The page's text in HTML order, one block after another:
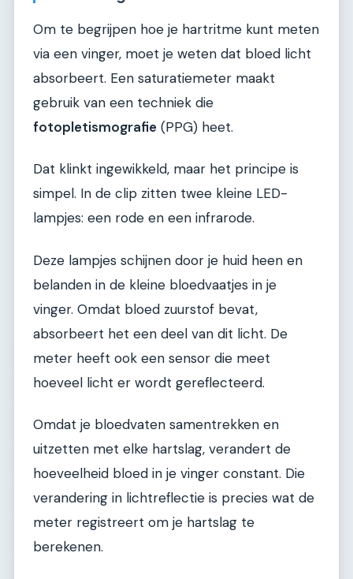
Om te begrijpen hoe je hartritme kunt meten
via een vinger, moet je weten dat bloed licht
absorbeert. Een saturatiemeter maakt
gebruik van een techniek die
fotopletismografie (PPG) heet.
Dat klinkt ingewikkeld, maar het principe is
simpel. In de clip zitten twee kleine LED-
lampjes: een rode en een infrarode.
Deze lampjes schijnen door je huid heen en
belanden in de kleine bloedvaatjes in je
vinger. Omdat bloed zuurstof bevat,
absorbeert het een deel van dit licht. De
meter heeft ook een sensor die meet
hoeveel licht er wordt gereflecteerd.
Omdat je bloedvaten samentrekken en
uitzetten met elke hartslag, verandert de
hoeveelheid bloed in je vinger constant. Die
verandering in lichtreflectie is precies wat de
meter registreert om je hartslag te
berekenen.